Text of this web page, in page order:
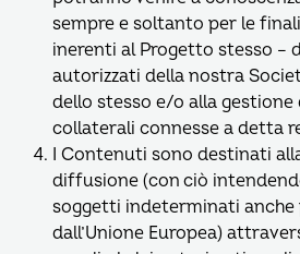
sempre e soltanto per le
inerenti al Progetto stesso –
autorizzati della nostra
dello stesso e/o alla
collaterali connesse a detta
I Contenuti sono destinati
diffusione (con ciò
soggetti indeterminati
dall’Unione Europea)